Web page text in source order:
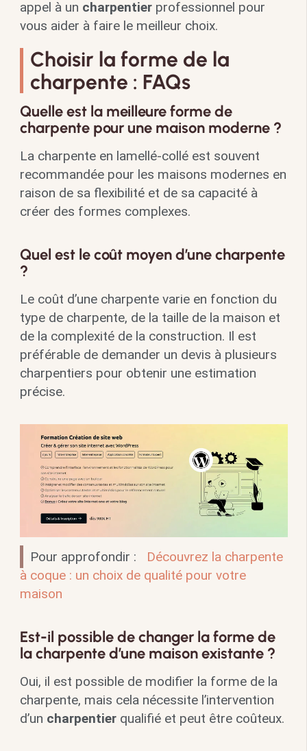
appel à un charpentierprofessionnel pour
vous aider à faire le meilleur choix.
Choisir la forme de la
charpente : FAQs
Quelle est la meilleure forme de
charpente pour une maison moderne ?
La charpente en lamellé-collé est souvent
recommandée pour les maisons modernes en
raison de sa flexibilité et de sa capacité à
créer des formes complexes.
Quel est le coût moyen d’une charpente
?
Le coût d’une charpente varie en fonction du
type de charpente, de la taille de la maison et
de la complexité de la construction. Il est
préférable de demander un devis à plusieurs
charpentiers pour obtenir une estimation
précise.
Pour approfondir :
Découvrez la charpente
à coque : un choix de qualité pour votre
maison
Est-il possible de changer la forme de
la charpente d’une maison existante ?
Oui, il est possible de modifier la forme de la
charpente, mais cela nécessite l’intervention
d’un charpentierqualifié et peut être coûteux.